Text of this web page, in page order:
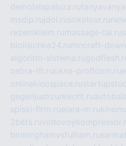
demolalapaluza.ru
msdip.ru jdol.rusokolovr.ru
rezemkleim.ru massage-tai.ru
biolisichka24.ru mncraft-
algoritm-sistema.ru
zebra-tlt.ruokna-proficom.ru
onlinekinospace.ru
gegenjustizunrecht.ru
spiski-firm.ruelara-m.ru
2bets.ru
birminghamvsfulham.ru